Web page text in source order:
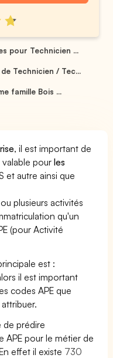
pour Technicien ...
Technicien / Tec...
famille Bois ...
, il est important de
valable pourles
et autre ainsi que
plusieurs activités
qu'un
(pour Activité
est :
il est important
codes APE que
de prédire
APE pour le métier de
effet il existe 730